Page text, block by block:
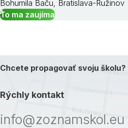
Bohumila Baču, Bratislava-Ružinov
To ma zaujíma
Chcete propagovať svoju školu?
Rýchly kontakt
info@zoznamskol.eu